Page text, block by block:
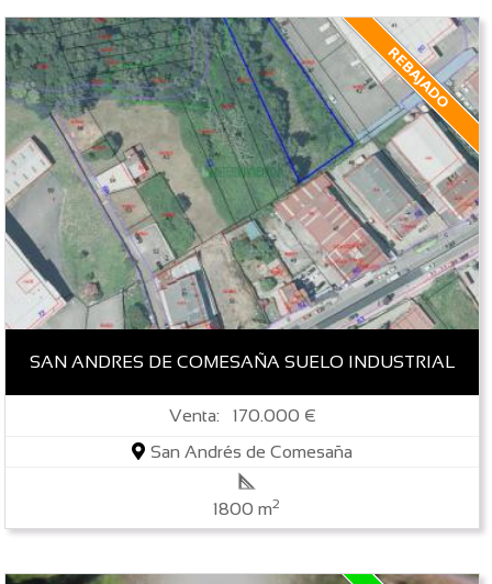
SAN ANDRES DE COMESAÑA SUELO INDUSTRIAL
Venta: 170.000 €
San Andrés de Comesaña
1800 m2